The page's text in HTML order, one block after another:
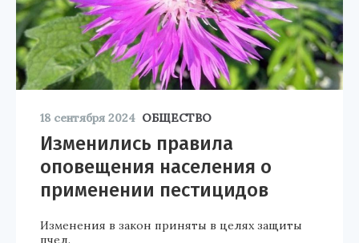
18 сентября 2024 ОБЩЕСТВО
Изменились правила
оповещения населения о
применении пестицидов
Изменения в закон приняты в целях защиты
пчел.